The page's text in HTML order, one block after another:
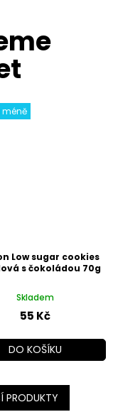
méně
Low sugar cookies
s čokoládou 70g
Skladem
55 Kč
DO KOŠÍKU
PRODUKTY